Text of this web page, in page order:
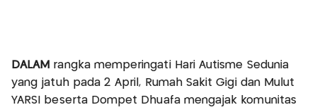
DALAM rangka memperingati Hari Autisme Sedunia
yang jatuh pada 2 April, Rumah Sakit Gigi dan Mulut
YARSI beserta Dompet Dhuafa mengajak komunitas